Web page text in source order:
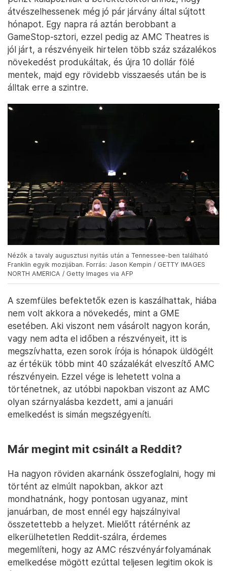
átvészelhessenek még jó pár járvány által sújtott
hónapot. Egy napra rá aztán berobbant a
GameStop-sztori, ezzel pedig az AMC Theatres is
jól járt, a részvényeik hirtelen több száz százalékos
növekedést produkáltak, és újra 10 dollár fölé
mentek, majd egy rövidebb visszaesés után be is
álltak erre a szintre.
Nézők a tavaly augusztusi nyitás után a Tennessee-ben található
Franklin egyik mozijában. Forrás: Jason Kempin / GETTY IMAGES
NORTH AMERICA / Getty Images via AFP
A szemfüles befektetők ezen is kaszálhattak, hiába
nem volt akkora a növekedés, mint a GME
esetében. Aki viszont nem vásárolt nagyon korán,
vagy nem adta el időben a részvényeit, itt is
megszívhatta, ezen sorok írója is hónapok üldögélt
az értékük több mint 40 százalékát elveszítő AMC
részvényein. Ezzel vége is lehetett volna a
történetnek, az utóbbi napokban viszont az AMC
olyan szárnyalásba kezdett, ami a januári
emelkedést is simán megszégyeníti.
Már megint mit csinált a Reddit?
Ha nagyon röviden akarnánk összefoglalni, hogy mi
történt az elmúlt napokban, akkor azt
mondhatnánk, hogy pontosan ugyanaz, mint
januárban, de most ennél egy hajszálnyival
összetettebb a helyzet. Mielőtt rátérnénk az
elkerülhetetlen Reddit-szálra, érdemes
megemlíteni, hogy az AMC részvényárfolyamának
emelkedése mögött ezúttal teljesen legitim okok is